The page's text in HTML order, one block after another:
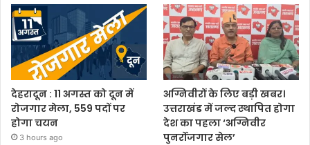
देहरादून : 11 अगस्त को दून में
रोजगार मेला, 559 पदों पर
होगा चयन
3 hours ago
अग्निवीरों के लिए बड़ी खबर।
उत्तराखंड में जल्द स्थापित होगा
देश का पहला ‘अग्निवीर
पुनर्रोजगार सेल’